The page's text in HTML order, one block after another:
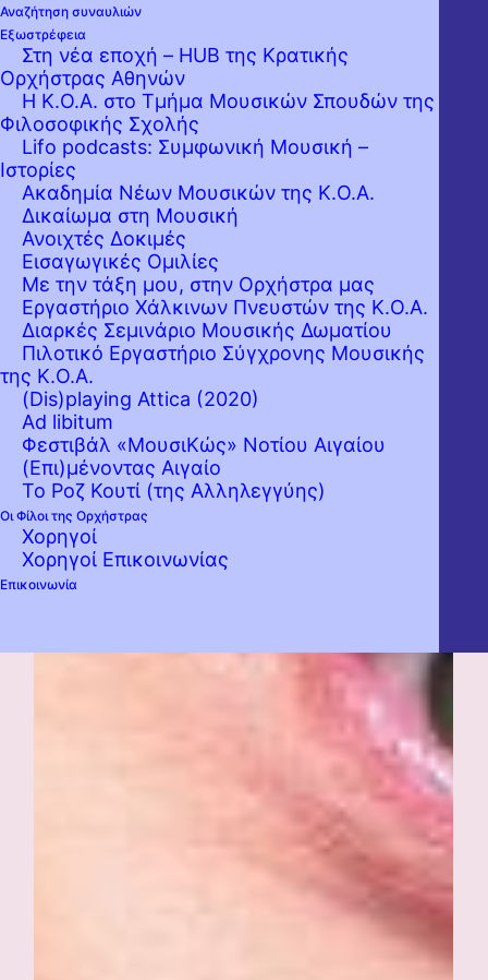
Αναζήτηση συναυλιών
Εξωστρέφεια
Στη νέα εποχή – HUB της Κρατικής
Ορχήστρας Αθηνών
Η Κ.Ο.Α. στο Τμήμα Μουσικών Σπουδών της
Φιλοσοφικής Σχολής
Lifo podcasts: Συμφωνική Μουσική –
Ιστορίες
Ακαδημία Νέων Μουσικών της Κ.Ο.Α.
Δικαίωμα στη Μουσική
Ανοιχτές Δοκιμές
Εισαγωγικές Ομιλίες
Με την τάξη μου, στην Ορχήστρα μας
Εργαστήριo Χάλκινων Πνευστών της Κ.Ο.Α.
Διαρκές Σεμινάριο Μουσικής Δωματίου
Πιλοτικό Εργαστήριο Σύγχρονης Μουσικής
της Κ.Ο.Α.
(Dis)playing Attica (2020)
Ad libitum
Φεστιβάλ «ΜουσιΚώς» Νοτίου Αιγαίου
(Επι)μένοντας Αιγαίο
Το Ροζ Κουτί (της Αλληλεγγύης)
Οι Φίλοι της Ορχήστρας
Χορηγοί
Χορηγοί Επικοινωνίας
Επικοινωνία